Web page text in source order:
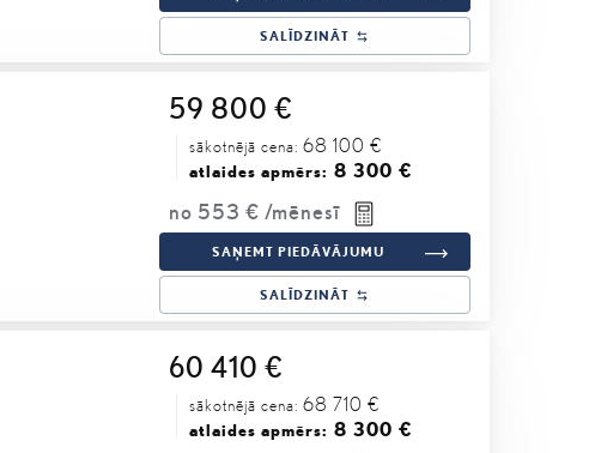
SALĪDZINĀT
59 800 €
sākotnējā cena: 68 100 €
atlaides apmērs: 8 300 €
no 553 € /mēnesī
SAŅEMT PIEDĀVĀJUMU
SALĪDZINĀT
60 410 €
sākotnējā cena: 68 710 €
atlaides apmērs: 8 300 €